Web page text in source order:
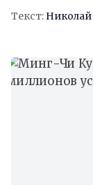
новых
Текст: Николай